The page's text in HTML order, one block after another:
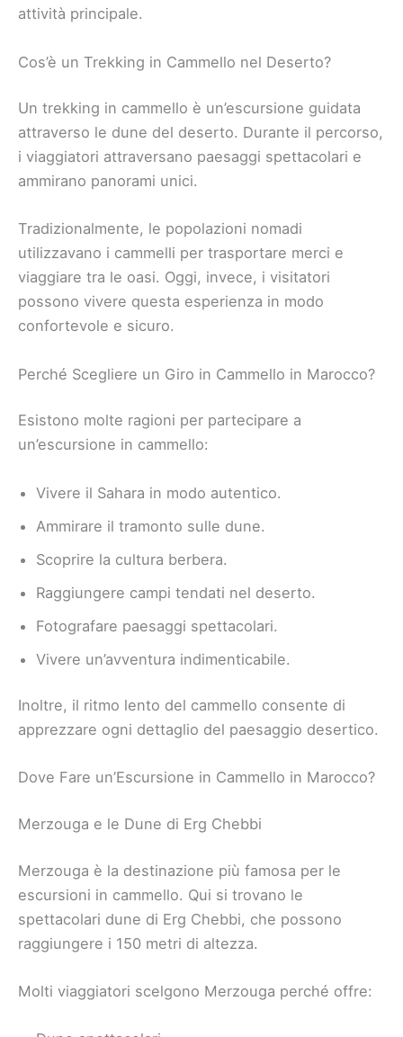
attività principale.
Cos’è un Trekking in Cammello nel Deserto?
Un trekking in cammello è un’escursione guidata
attraverso le dune del deserto. Durante il percorso,
i viaggiatori attraversano paesaggi spettacolari e
ammirano panorami unici.
Tradizionalmente, le popolazioni nomadi
utilizzavano i cammelli per trasportare merci e
viaggiare tra le oasi. Oggi, invece, i visitatori
possono vivere questa esperienza in modo
confortevole e sicuro.
Perché Scegliere un Giro in Cammello in Marocco?
Esistono molte ragioni per partecipare a
un’escursione in cammello:
Vivere il Sahara in modo autentico.
Ammirare il tramonto sulle dune.
Scoprire la cultura berbera.
Raggiungere campi tendati nel deserto.
Fotografare paesaggi spettacolari.
Vivere un’avventura indimenticabile.
Inoltre, il ritmo lento del cammello consente di
apprezzare ogni dettaglio del paesaggio desertico.
Dove Fare un’Escursione in Cammello in Marocco?
Merzouga e le Dune di Erg Chebbi
Merzouga è la destinazione più famosa per le
escursioni in cammello. Qui si trovano le
spettacolari dune di Erg Chebbi, che possono
raggiungere i 150 metri di altezza.
Molti viaggiatori scelgono Merzouga perché offre: